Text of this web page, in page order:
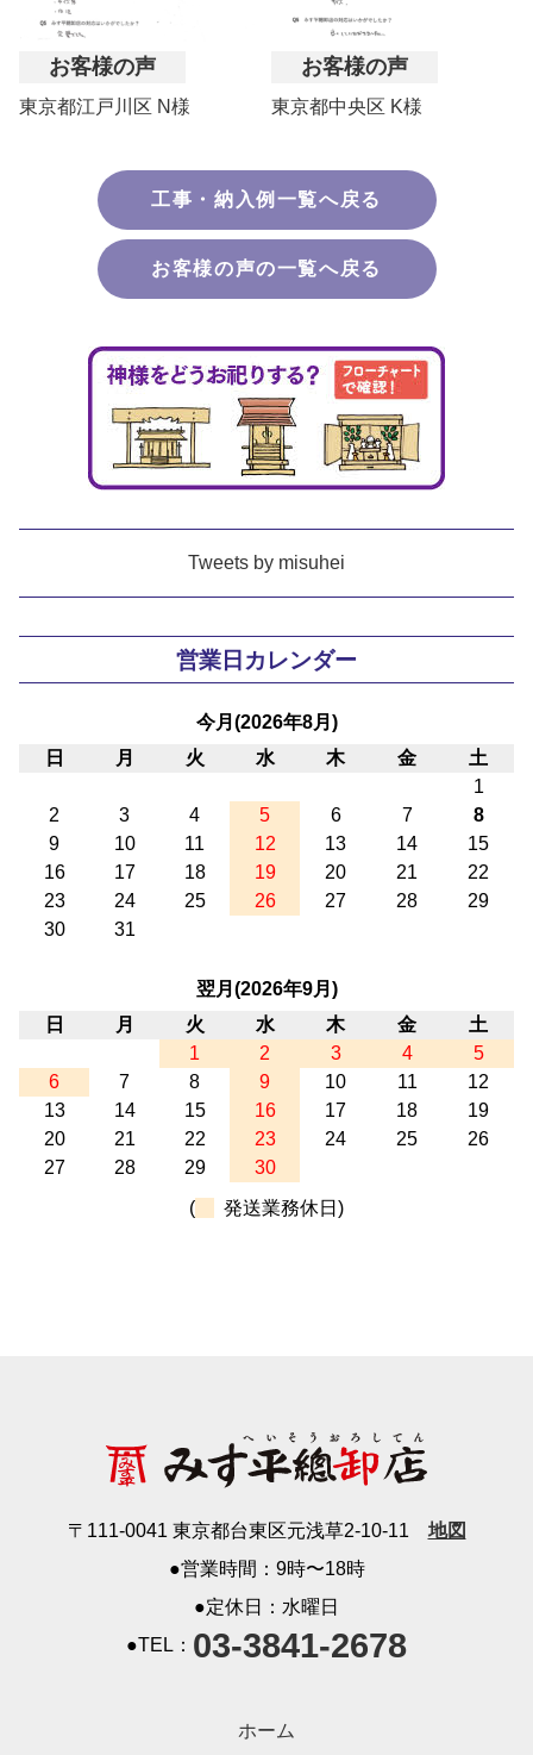
Tweets by misuhei
営業日カレンダー
今月(2026年8月)
日
月 火 水 木 金
土
1
2
3 4 5 6 7
8
9
10 11 12 13 14
15
16
17 18 19 20 21
22
23
24 25 26 27 28
29
30
31
翌月(2026年9月)
日
月 火 水 木 金
土
1
2 3 4
5
6
7 8 9 10 11
12
13
14 15 16 17 18
19
20
21 22 23 24 25
26
27
28 29
30
(
発送業務休日)
お客様の声
東京都江戸川区 N様
お客様の声
東京都中央区 K様
工事・納入例一覧へ戻る
お客様の声の一覧へ戻る
〒111-0041 東京都台東区元浅草2-10-11
地図
●営業時間：9時〜18時
●定休日：水曜日
●TEL： 03-3841-2678
ホーム